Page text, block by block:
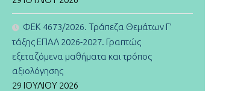
ΦΕΚ 4673/2026. Τράπεζα Θεμάτων Γ’
τάξης ΕΠΑΛ 2026-2027. Γραπτώς
εξεταζόμενα μαθήματα και τρόπος
αξιολόγησης
29 ΙΟΥΛΊΟΥ 2026